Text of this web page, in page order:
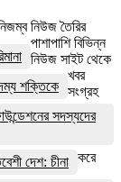
শক্তিকে
সদস্যদের
দেশ: চীনা
নিউজ তৈরির
পাশাপাশি বিভিন্ন
নিউজ সাইট থেকে
খবর
সংগ্রহ
করে